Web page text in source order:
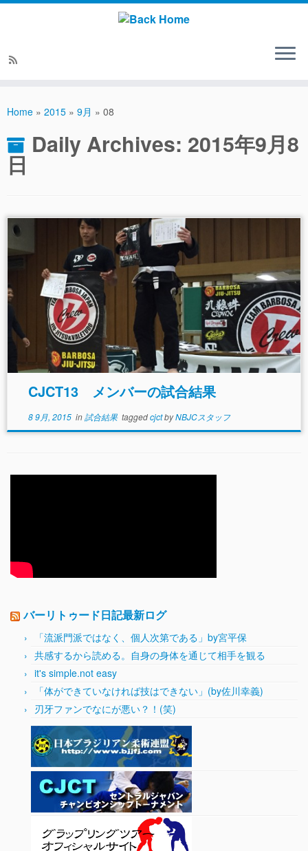
Home » 2015 » 9月 » 08
Daily Archives: 2015年9月8
日
CJCT13 メンバーの試合結果
8 9月, 2015in試合結果 taggedcjctbyNBJCスタッフ
バーリトゥード日記最新ログ
「流派門派ではなく、個人次第である」by宮平保
共感するから読める。自身の身体を通じて相手を観る
it's simple.not easy
「体ができていなければ技はできない」(by佐川幸義)
刃牙ファンでなにが悪い？！(笑)